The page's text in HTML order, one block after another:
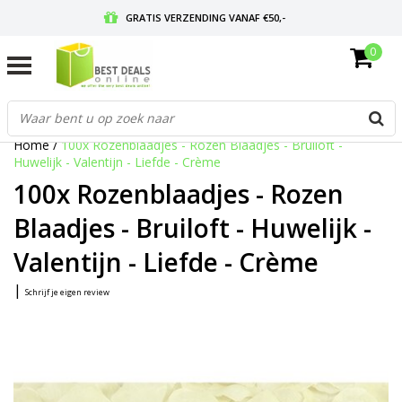
GRATIS VERZENDING VANAF €50,-
GRATIS RETOURNEREN EN 30 DAGEN BEDENKTIJD
0
Home/100x Rozenblaadjes - Rozen Blaadjes - Bruiloft -
Huwelijk - Valentijn - Liefde - Crème
100x Rozenblaadjes - Rozen
Blaadjes - Bruiloft - Huwelijk -
Valentijn - Liefde - Crème
| Schrijf je eigen review